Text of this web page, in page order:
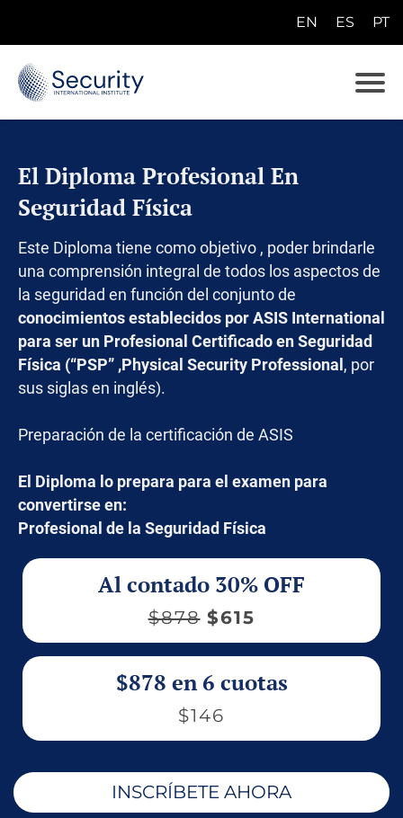
EN ES
PT
N
S
El Diploma Profesional En
Seguridad Física
Este Diploma tiene como objetivo , poder brindarle
una comprensión integral de todos los aspectos de
la seguridad en función del conjunto de
conocimientos establecidos por ASIS International
para ser un Profesional Certificado en Seguridad
Física (“PSP” ,Physical Security Professional , por
sus siglas en inglés).
Preparación de la certificación de ASIS
El Diploma lo prepara para el examen para
convertirse en:
Profesional de la Seguridad Física
Al contado 30% OFF
$878 $615
$878 en 6 cuotas
$146
INSCRÍBETE AHORA